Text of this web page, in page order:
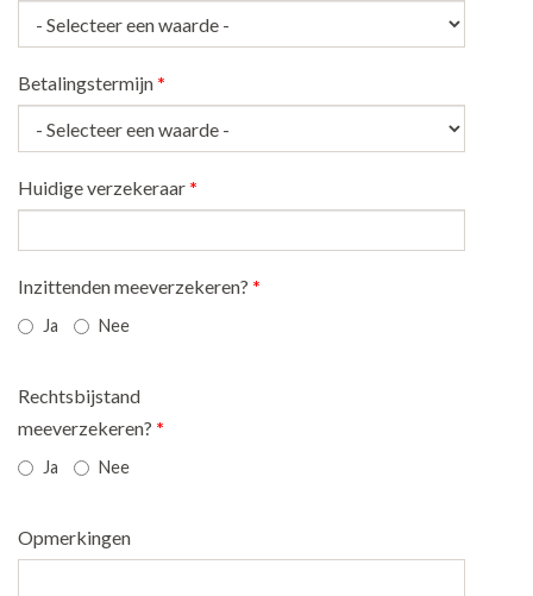
Betalingstermijn *
Huidige verzekeraar *
Inzittenden meeverzekeren? *
Ja Nee
Rechtsbijstand
meeverzekeren? *
Ja Nee
Opmerkingen